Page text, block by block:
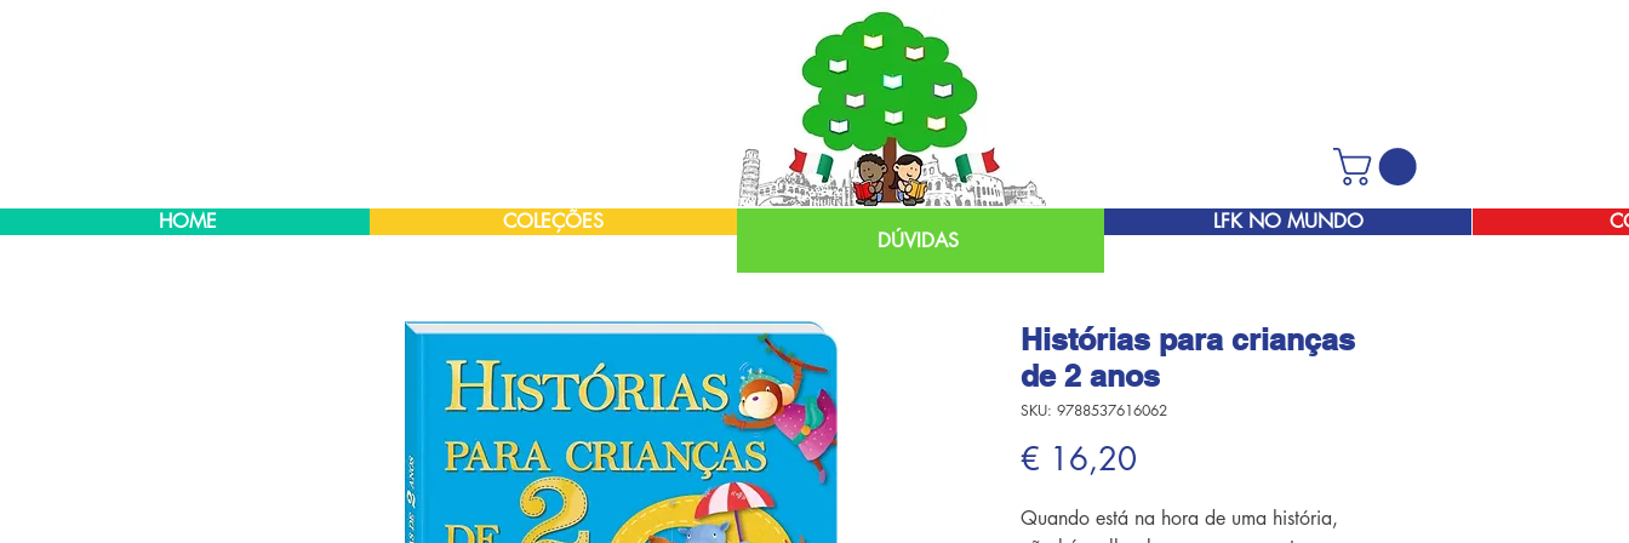
HOME COLEÇÕES
DÚVIDAS
LFK NO MUNDO
Histórias para crianças
de 2 anos
SKU: 9788537616062
€ 16,20
Quando está na hora de uma história,